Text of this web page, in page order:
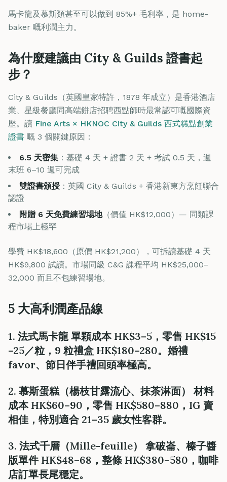
馬卡龍及慕斯類甚至可以做到 85%+ 毛利率，是 home-
baker 嘅利潤主力。
為什麼建議由 City & Guilds 證書起
步？
City & Guilds（英國皇家特許，1878 年成立）是香港酒店
業、星級餐廳同高端餅店招聘西點師時最常認可嘅國際資
歷。讀 Fine Arts × HKNOC City & Guilds 西式糕點創業
證書 嘅 3 個關鍵原因：
6.5 天密集 ：基礎 4 天 + 證書 2 天 + 考試 0.5 天，週
末班 6–10 週可完成
雙證書頒授 ：英國 City & Guilds + 香港新東方烹飪聯合
認證
附贈 6 天免費練習場地（價值 HK$12,000）— 同類課
程市場上極罕
學費 HK$18,600（原價 HK$21,200），可拆讀基礎 4 天
HK$9,800 試讀。市場同級 C&G 課程平均 HK$25,000–
32,000 而且不包練習場地。
5 大高利潤產品線
1. 法式馬卡龍 單顆成本 HK$3–5，零售 HK$15
–25／粒，9 粒禮盒 HK$180–280。婚禮
favor、節日伴手禮回頭率極高。
2. 慕斯蛋糕（楊枝甘露流心、抹茶淋面） 材料
成本 HK$60–90，零售 HK$580–880，IG 賣
相佳，特別適合 21–35 歲女性客群。
3. 法式千層（Mille-feuille） 拿破崙、榛子醬
版單件 HK$48–68，整條 HK$380–580，咖啡
店訂單長尾穩定。